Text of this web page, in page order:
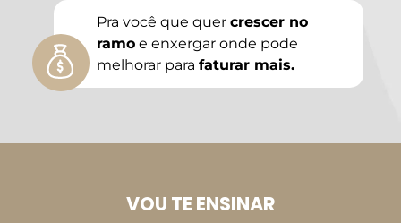
Pra você que quer crescer no
ramoe enxergar onde pode
melhorar para faturar mais.
VOU TE ENSINAR